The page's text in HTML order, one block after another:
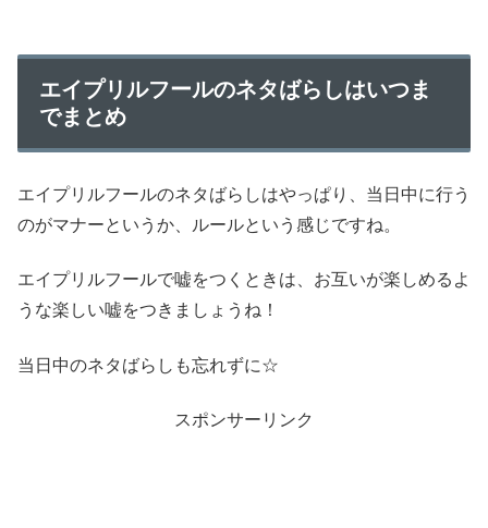
エイプリルフールのネタばらしはいつま
でまとめ
エイプリルフールのネタばらしはやっぱり、当日中に行う
のがマナーというか、ルールという感じですね。
エイプリルフールで嘘をつくときは、お互いが楽しめるよ
うな楽しい嘘をつきましょうね！
当日中のネタばらしも忘れずに☆
スポンサーリンク